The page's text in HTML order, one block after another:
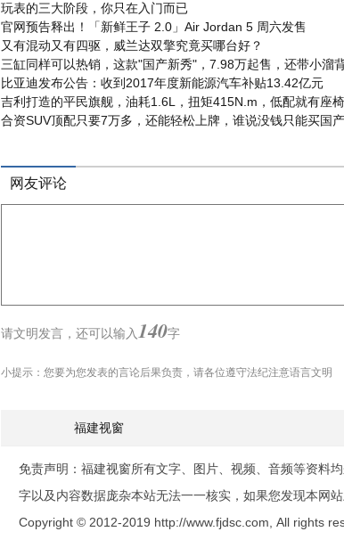
玩表的三大阶段，你只在入门而已
官网预告释出！「新鲜王子 2.0」Air Jordan 5 周六发售
又有混动又有四驱，威兰达双擎究竟买哪台好？
三缸同样可以热销，这款"国产新秀"，7.98万起售，还带小溜
比亚迪发布公告：收到2017年度新能源汽车补贴13.42亿元
吉利打造的平民旗舰，油耗1.6L，扭矩415N.m，低配就有座
合资SUV顶配只要7万多，还能轻松上牌，谁说没钱只能买国产
网友评论
请文明发言， 还可以输入140字
小提示：您要为您发表的言论后果负责，请各位遵守法纪注意语言文明
福建视窗
免责声明：福建视窗所有文字、图片、视频、音频等资料
字以及内容数据庞杂本站无法一一核实，如果您发现本网
Copyright © 2012-2019 http://www.fjdsc.com, All rights